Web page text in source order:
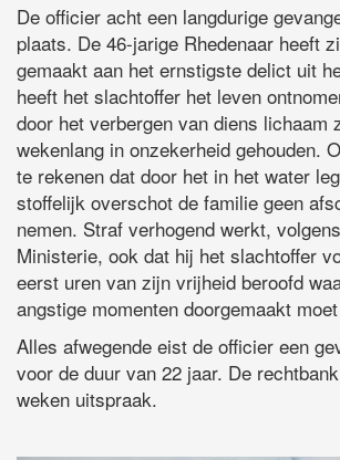
De officier acht een langdurige
plaats. De 46-jarige Rhedenaar heeft
gemaakt aan het ernstigste delict uit
heeft het slachtoffer het leven
door het verbergen van diens lichaam
wekenlang in onzekerheid gehouden.
te rekenen dat door het in het water
stoffelijk overschot de familie geen
nemen. Straf verhogend werkt,
Ministerie, ook dat hij het slachtoffer
eerst uren van zijn vrijheid beroofd
angstige momenten doorgemaakt
Alles afwegende eist de officier een
voor de duur van 22 jaar. De
weken uitspraak.